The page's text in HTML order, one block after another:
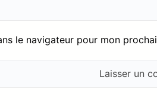
le navigateur pour mon